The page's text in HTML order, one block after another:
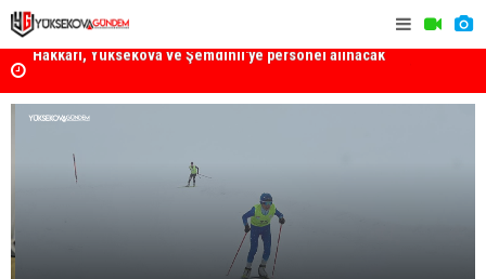
Yüksekova Ziraat Odası'ndan Yangınlara Karşı Duyarlılık
Çağrısı